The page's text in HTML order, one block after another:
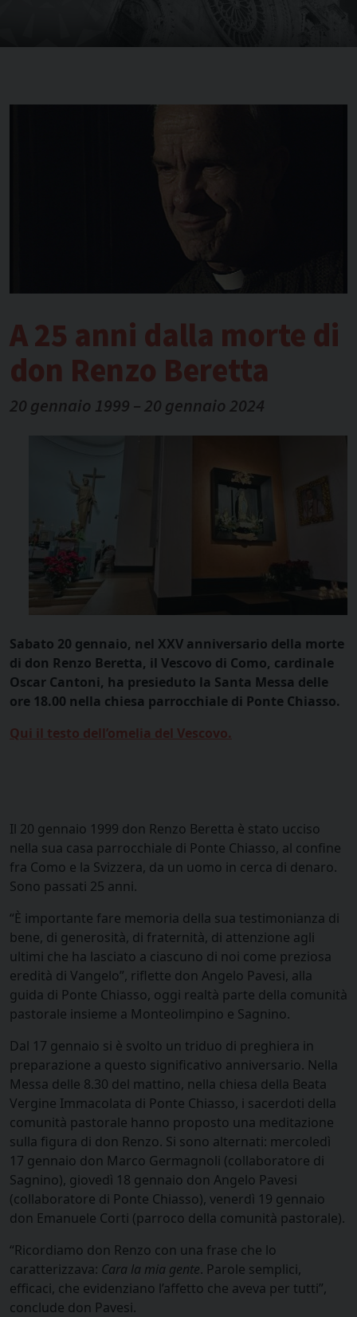
A 25 anni dalla morte di
don Renzo Beretta
20 gennaio 1999 – 20 gennaio 2024
Sabato 20 gennaio, nel XXV anniversario della morte
di don Renzo Beretta, il Vescovo di Como, cardinale
Oscar Cantoni, ha presieduto la Santa Messa delle
ore 18.00 nella chiesa parrocchiale di Ponte Chiasso.
Qui il testo dell’omelia del Vescovo.
Il 20 gennaio 1999 don Renzo Beretta è stato ucciso
nella sua casa parrocchiale di Ponte Chiasso, al confine
fra Como e la Svizzera, da un uomo in cerca di denaro.
Sono passati 25 anni.
“È importante fare memoria della sua testimonianza di
bene, di generosità, di fraternità, di attenzione agli
ultimi che ha lasciato a ciascuno di noi come preziosa
eredità di Vangelo”, riflette don Angelo Pavesi, alla
guida di Ponte Chiasso, oggi realtà parte della comunità
pastorale insieme a Monteolimpino e Sagnino.
Dal 17 gennaio si è svolto un triduo di preghiera in
preparazione a questo significativo anniversario. Nella
Messa delle 8.30 del mattino, nella chiesa della Beata
Vergine Immacolata di Ponte Chiasso, i sacerdoti della
comunità pastorale hanno proposto una meditazione
sulla figura di don Renzo. Si sono alternati: mercoledì
17 gennaio don Marco Germagnoli (collaboratore di
Sagnino), giovedì 18 gennaio don Angelo Pavesi
(collaboratore di Ponte Chiasso), venerdì 19 gennaio
don Emanuele Corti (parroco della comunità pastorale).
“Ricordiamo don Renzo con una frase che lo
caratterizzava: Cara la mia gente. Parole semplici,
efficaci, che evidenziano l’affetto che aveva per tutti”,
conclude don Pavesi.